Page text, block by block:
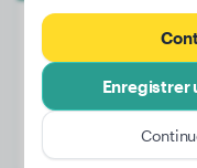
Âge:
Genre:
Enregistrer